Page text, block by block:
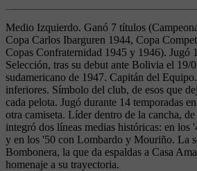
Medio Izquierdo. Ganó 7 títulos
Copa Carlos Ibarguren 1944, Copa
Copas Confraternidad 1945 y 1946). Jugó
Selección, tras su debut ante Bolivia el 19/
sudamericano de 1947. Capitán del
inferiores. Símbolo del club, de esos que
cada pelota. Jugó durante 14 temporadas
otra camiseta. Líder dentro de la cancha,
integró dos líneas medias históricas: en los
y en los '50 con Lombardo y Mouriño. La
Bombonera, la que da espaldas a Casa
homenaje a su trayectoria.